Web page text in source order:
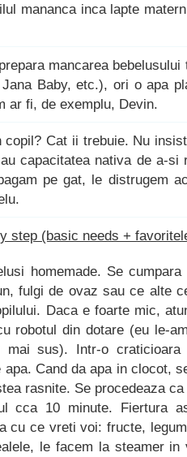
mananca inca lapte
mancarea bebelusului
Jana Baby, etc.), ori o apa
ar fi, de exemplu, Devin.
copil? Cat ii trebuie. Nu
capacitatea nativa de a-si
pe gat, le distrugem
step (basic needs +
homemade. Se
fulgi de ovaz sau ce alte
Daca e foarte mic,
robotul din dotare (eu le-
mai sus). Intr-o
Cand da apa in clocot,
rasnite. Se procedeaza
cca 10 minute. Fiertura
cu ce vreti voi: fructe,
le facem la steamer